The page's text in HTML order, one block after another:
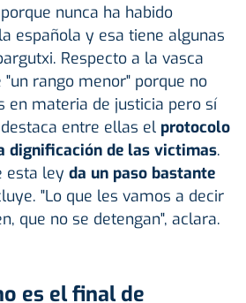
nunca ha habido
española y esa tiene algunas
Respecto a la vasca
rango menor" porque no
en materia de justicia pero sí
entre ellas el protocolo
dignificación de las victimas.
esta ley da un paso bastante
"Lo que les vamos a decir
que no se detengan", aclara.